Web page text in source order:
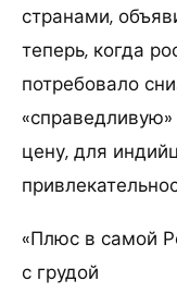
странами,
теперь, когда
потребовало
«справедливую»
цену, для
«Плюс в самой
с грудой